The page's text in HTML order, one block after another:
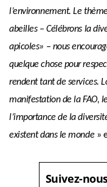
l’environnement. Le
abeilles – Célébrons la
apicoles» – nous
quelque chose pour
rendent tant de services.
manifestation de la FAO,
l’importance de la
existent dans le monde»
Suivez-